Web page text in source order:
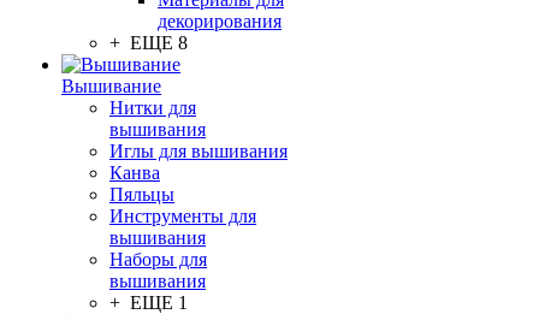
декорирования
+ ЕЩЕ 8
Вышивание
Нитки для
вышивания
Иглы для вышивания
Канва
Пяльцы
Инструменты для
вышивания
Наборы для
вышивания
+ ЕЩЕ 1